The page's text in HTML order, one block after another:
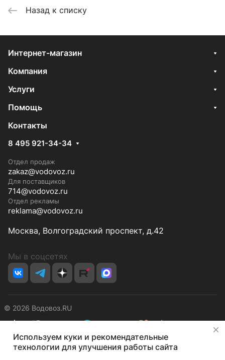
Назад к списку
Интернет-магазин
Компания
Услуги
Помощь
Контакты
8 495 921-34-34
Отдел продаж
zakaz@vodovoz.ru
Для поставщиков
714@vodovoz.ru
Отдел рекламы
reklama@vodovoz.ru
Москва, Волгоградский проспект, д.42
Мы в соцсетях
© 2026 Водовоз.RU
КонфиденциальностьОферта
Используем куки и рекомендательные
технологии для улучшения работы сайта